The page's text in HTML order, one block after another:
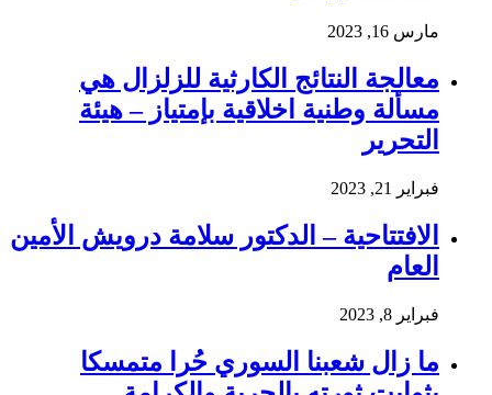
مارس 16, 2023
معالجة النتائج الكارثية للزلزال هي
مسألة وطنية اخلاقية بإمتياز – هيئة
التحرير
فبراير 21, 2023
الافتتاحية – الدكتور سلامة درويش الأمين
العام
فبراير 8, 2023
ما زال شعبنا السوري حُرا متمسكا